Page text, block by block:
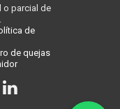
o parcial de
de
de quejas